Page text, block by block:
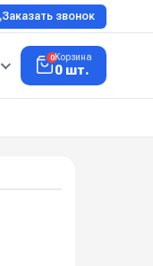
Заказать звонок
0Корзина
0 шт.